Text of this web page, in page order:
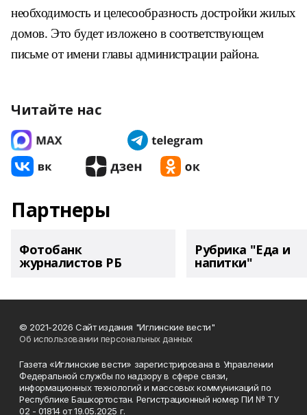
необходимость и целесообразность достройки жилых
домов. Это будет изложено в соответствующем
письме от имени главы администрации района.
Читайте нас
Партнеры
Фотобанк
журналистов РБ
Рубрика "Еда и
напитки"
© 2021-2026 Сайт издания "Иглинские вести"
Об использовании персональных данных
Газета «Иглинские вести» зарегистрирована в Управлении
Федеральной службы по надзору в сфере связи,
информационных технологий и массовых коммуникаций по
Республике Башкортостан. Регистрационный номер ПИ № ТУ
02 - 01814 от 19.05.2025 г.